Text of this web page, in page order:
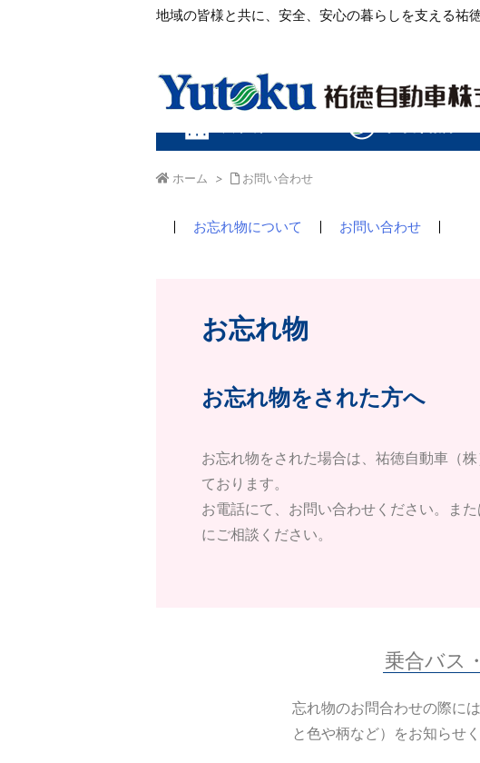
地域の皆様と共に、安全、安心の暮らしを支える祐
ホーム > お問い合わせ
お忘れ物について お問い合わせ
お忘れ物
お忘れ物をされた方へ
お忘れ物をされた場合は、祐徳自動車（
ております。
お電話にて、お問い合わせください。ま
にご相談ください。
乗合バス
忘れ物のお問合わせの際に
と色や柄など）をお知らせく